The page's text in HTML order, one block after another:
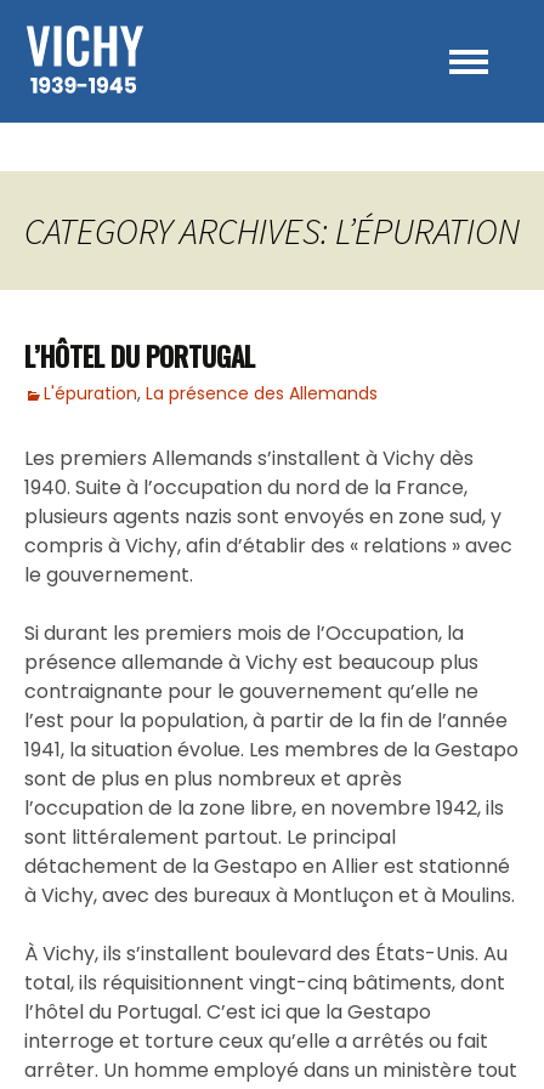
CATEGORY ARCHIVES: L’ÉPURATION
L’HÔTEL DU PORTUGAL
L'épuration, La présence des Allemands
Les premiers Allemands s’installent à Vichy dès
1940. Suite à l’occupation du nord de la France,
plusieurs agents nazis sont envoyés en zone sud, y
compris à Vichy, afin d’établir des « relations » avec
le gouvernement.
Si durant les premiers mois de l’Occupation, la
présence allemande à Vichy est beaucoup plus
contraignante pour le gouvernement qu’elle ne
l’est pour la population, à partir de la fin de l’année
1941, la situation évolue. Les membres de la Gestapo
sont de plus en plus nombreux et après
l’occupation de la zone libre, en novembre 1942, ils
sont littéralement partout. Le principal
détachement de la Gestapo en Allier est stationné
à Vichy, avec des bureaux à Montluçon et à Moulins.
À Vichy, ils s’installent boulevard des États-Unis. Au
total, ils réquisitionnent vingt-cinq bâtiments, dont
l’hôtel du Portugal. C’est ici que la Gestapo
interroge et torture ceux qu’elle a arrêtés ou fait
arrêter. Un homme employé dans un ministère tout